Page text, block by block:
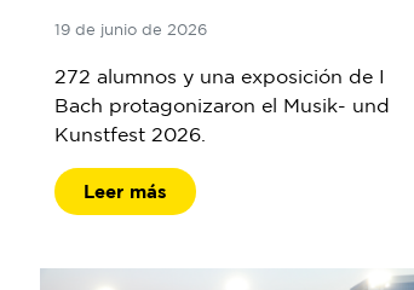
19 de junio de 2026
272 alumnos y una exposición de I
Bach protagonizaron el Musik- und
Kunstfest 2026.
Leer más